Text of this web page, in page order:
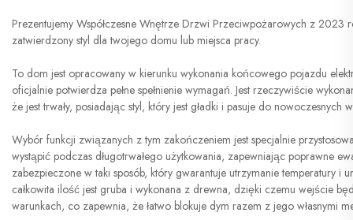
Prezentujemy Współczesne Wnętrze Drzwi Przeciwpożarowych z
zatwierdzony styl dla twojego domu lub miejsca pracy.
To dom jest opracowany w kierunku wykonania końcowego pojazdu
oficjalnie potwierdza pełne spełnienie wymagań. Jest rzeczywiście
że jest trwały, posiadając styl, który jest gładki i pasuje do nowoczesnych
Wybór funkcji związanych z tym zakończeniem jest specjalnie
wystąpić podczas długotrwałego użytkowania, zapewniając poprawne
zabezpieczone w taki sposób, który gwarantuje utrzymanie temperatury i
całkowita ilość jest gruba i wykonana z drewna, dzięki czemu wejście
warunkach, co zapewnia, że łatwo blokuje dym razem z jego własnymi